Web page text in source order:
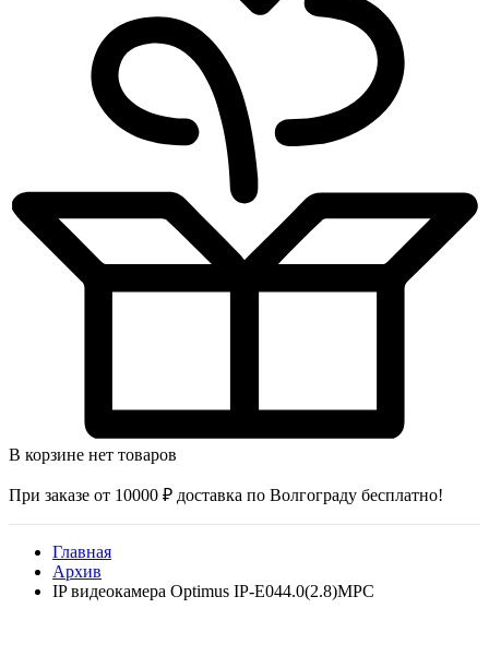
В корзине нет товаров
При заказе от 10000 ₽ доставка по Волгограду бесплатно!
Главная
Архив
IP видеокамера Optimus IP-E044.0(2.8)MPC